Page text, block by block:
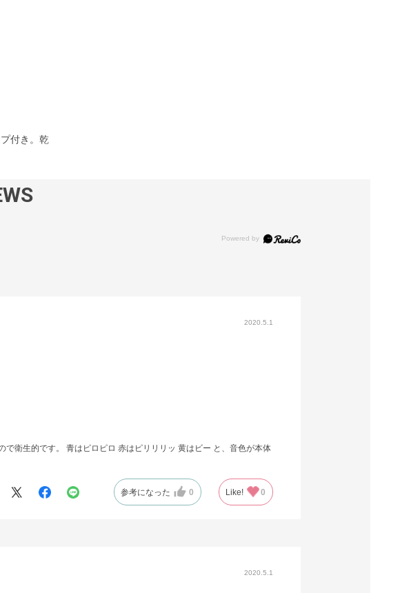
付き。乾
2020.5.1
衛生的です。 青はピロピロ 赤はピリリリッ 黄はビー と、音色が本体
参考になった 0 Like! 0
2020.5.1